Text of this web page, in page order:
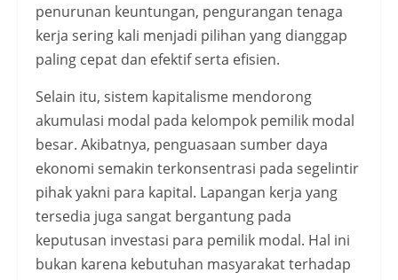
penurunan keuntungan, pengurangan tenaga
kerja sering kali menjadi pilihan yang dianggap
paling cepat dan efektif serta efisien.
Selain itu, sistem kapitalisme mendorong
akumulasi modal pada kelompok pemilik modal
besar. Akibatnya, penguasaan sumber daya
ekonomi semakin terkonsentrasi pada segelintir
pihak yakni para kapital. Lapangan kerja yang
tersedia juga sangat bergantung pada
keputusan investasi para pemilik modal. Hal ini
bukan karena kebutuhan masyarakat terhadap